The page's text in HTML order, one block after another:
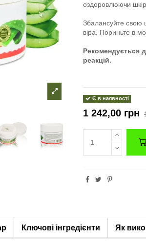
оздоровлюючи
Збалансуйте свою
віра. Пориньте в
Рекомендується
реакцій.
Є в наявності
1 242,00 грн
Ключові інгредієнти Як